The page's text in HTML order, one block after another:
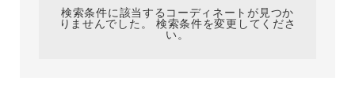
検索条件に該当するコーディネートが見つか
りませんでした。 検索条件を変更してくださ
い。